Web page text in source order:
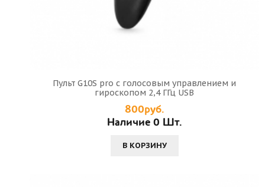
Пульт G10S pro с голосовым управлением и
гироскопом 2,4 ГГц USB
800руб.
Наличие 0 Шт.
В КОРЗИНУ